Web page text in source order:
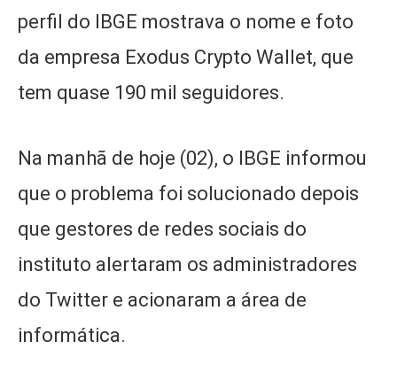
perfil do IBGE mostrava o nome e foto
da empresa Exodus Crypto Wallet, que
tem quase 190 mil seguidores.
Na manhã de hoje (02), o IBGE informou
que o problema foi solucionado depois
que gestores de redes sociais do
instituto alertaram os administradores
do Twitter e acionaram a área de
informática.